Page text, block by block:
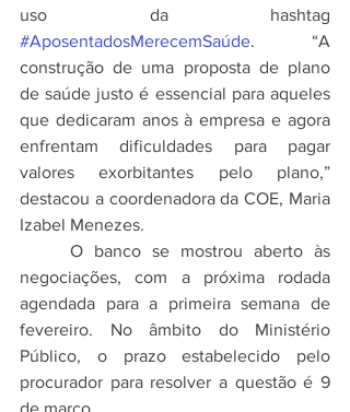
#AposentadosMerecemSaúde. “A
construção de uma proposta de plano
de saúde justo é essencial para aqueles
que dedicaram anos à empresa e agora
enfrentam dificuldades para pagar
valores exorbitantes pelo plano,”
destacou a coordenadora da COE, Maria
Izabel Menezes.
negociações, com a próxima rodada
agendada para a primeira semana de
fevereiro. No âmbito do Ministério
Público, o prazo estabelecido pelo
procurador para resolver a questão é 9
de março.